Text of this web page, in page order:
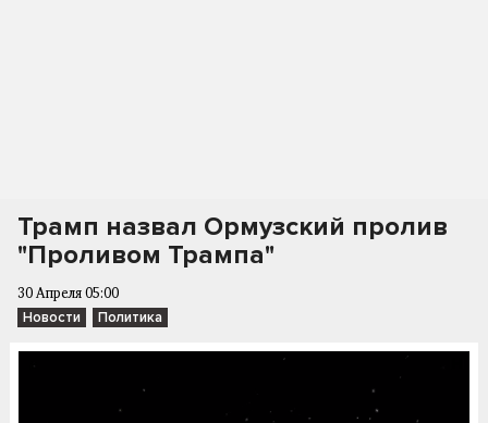
Трамп назвал Ормузский пролив
"Проливом Трампа"
30 Апреля 05:00
Новости Политика